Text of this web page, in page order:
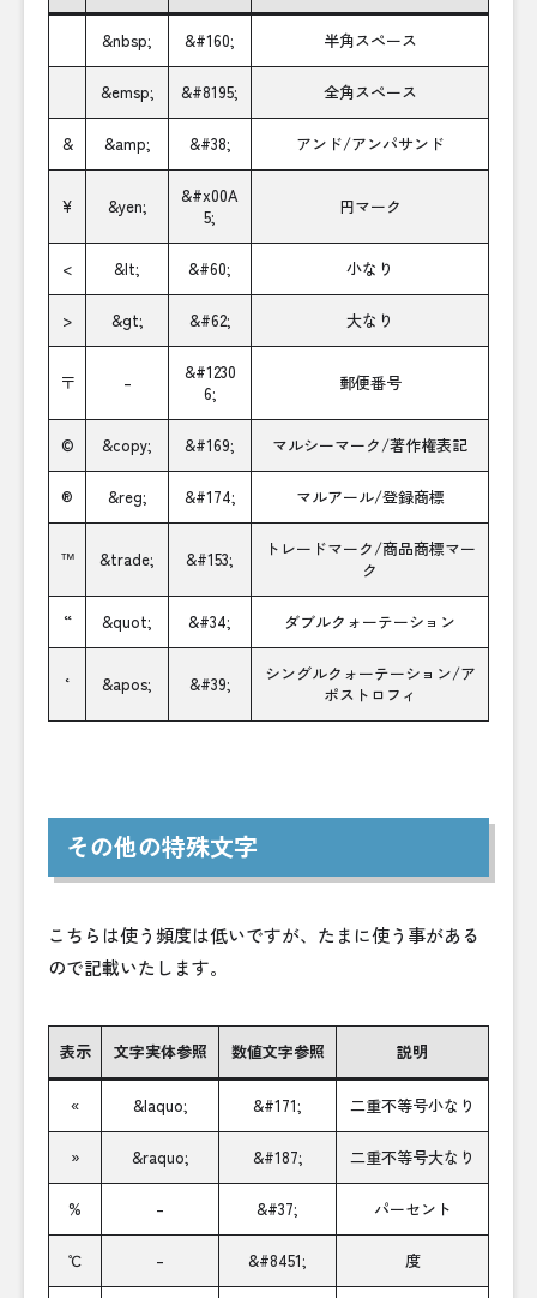
&nbsp; &#160; 半角スペース
&emsp; &#8195; 全角スペース
& &amp; &#38; アンド/アンパサンド
¥ &yen;
&#x00A
5;
円マーク
< &lt; &#60; 小なり
> &gt; &#62; 大なり
〒 –
&#1230
6;
郵便番号
© &copy; &#169; マルシーマーク/著作権表記
® &reg; &#174; マルアール/登録商標
™ &trade; &#153;
トレードマーク/商品商標マー
ク
“ &quot; &#34; ダブルクォーテーション
‘ &apos; &#39;
シングルクォーテーション/ア
ポストロフィ
その他の特殊文字
こちらは使う頻度は低いですが、たまに使う事がある
ので記載いたします。
表示 文字実体参照 数値文字参照 説明
« &laquo; &#171; 二重不等号小なり
» &raquo; &#187; 二重不等号大なり
% – &#37; パーセント
℃ – &#8451; 度